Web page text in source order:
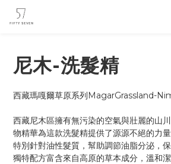
尼木-洗髮精
西藏瑪嘎爾草原系列MagarGrassland-
西藏尼木區擁有無污染的空氣與壯麗的山
物精華為這款洗髮精提供了源源不絕的力量
特別針對油性髮質，幫助調節油脂分泌，
獨特配方富含來自高原的草本成分，溫和潔